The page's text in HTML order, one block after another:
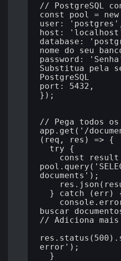
// PostgreSQL
const pool =
user:
host:
database:
nome do seu
password:
Substitua pela
PostgreSQL
port: 5432,
});
// Pega todos os
app.get('/
(req, res) => {
try {
const result
documents');
} catch (err)
buscar
// Adiciona mais
error');
}